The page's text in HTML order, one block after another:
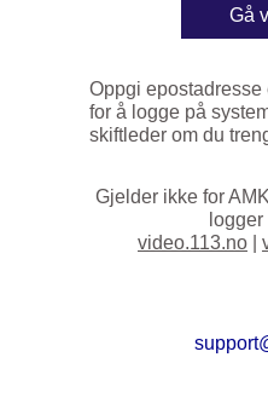
Gå
Oppgi
for å logge på
skiftleder om du
Gjelder ikke for
video.113.no